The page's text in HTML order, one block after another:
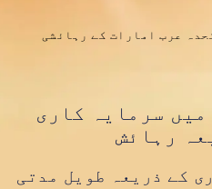
عرب امارات کے رہائشی
سرمایہ کاری
رہائش
کے ذریعہ طویل مدتی